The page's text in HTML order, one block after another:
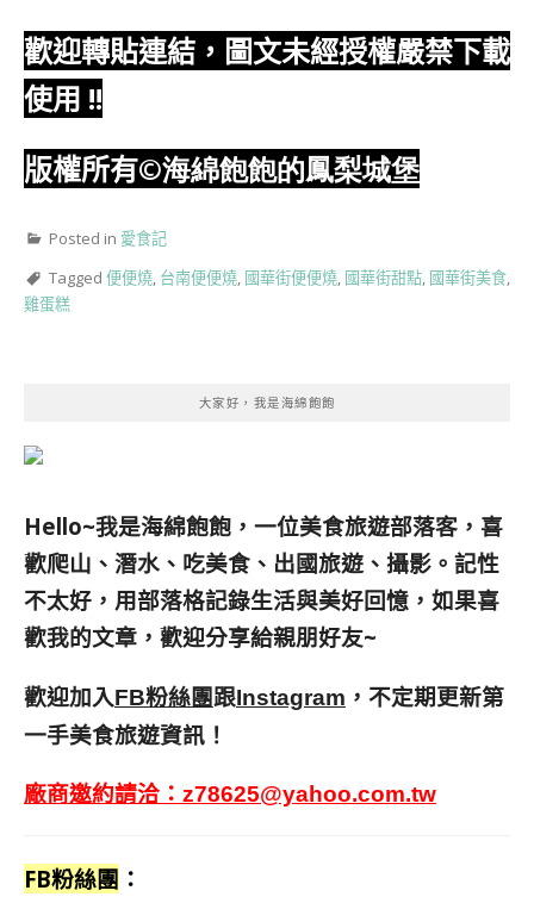
歡迎轉貼連結，圖文未經授權嚴禁下載
使用 !!
版權所有©海綿飽飽的鳳梨城堡
Posted in 愛食記
Tagged 便便燒, 台南便便燒, 國華街便便燒, 國華街甜點, 國華街美食,
雞蛋糕
大家好，我是海綿飽飽
Hello~我是海綿飽飽，一位美食旅遊部落客， 喜
歡爬山、潛水、吃美食、出國旅遊、攝影。 記性
不太好，用部落格記錄生活與美好回憶， 如果喜
歡我的文章，歡迎分享給親朋好友~
歡迎加入FB粉絲團跟Instagram ，不定期更新第
一手美食旅遊資訊！
廠商邀約請洽： z78625@yahoo.com.tw
FB粉絲團 ：